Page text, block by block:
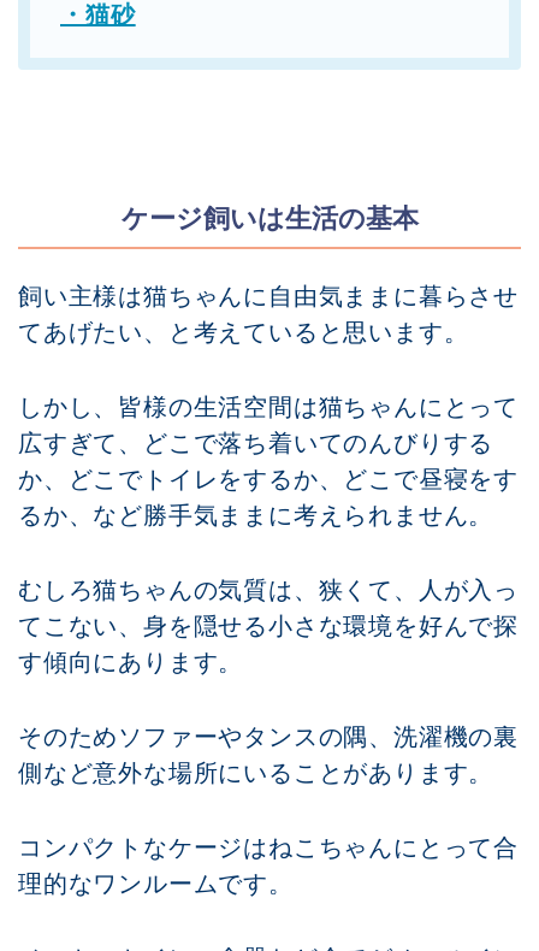
・猫砂
ケージ飼いは生活の基本
飼い主様は猫ちゃんに自由気ままに暮らさせ
てあげたい、と考えていると思います。
しかし、皆様の生活空間は猫ちゃんにとって
広すぎて、どこで落ち着いてのんびりする
か、どこでトイレをするか、どこで昼寝をす
るか、など勝手気ままに考えられません。
むしろ猫ちゃんの気質は、狭くて、人が入っ
てこない、身を隠せる小さな環境を好んで探
す傾向にあります。
そのためソファーやタンスの隅、洗濯機の裏
側など意外な場所にいることがあります。
コンパクトなケージはねこちゃんにとって合
理的なワンルームです。